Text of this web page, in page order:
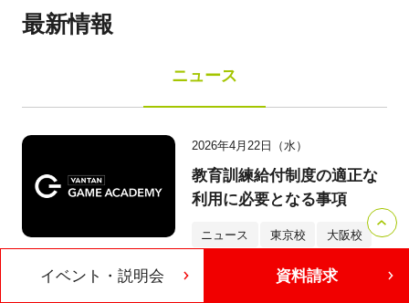
最新情報
ニュース
2026年4月22日（水）
教育訓練給付制度の適正な
利用に必要となる事項
ニュース 東京校 大阪校
イベント・説明会 資料請求